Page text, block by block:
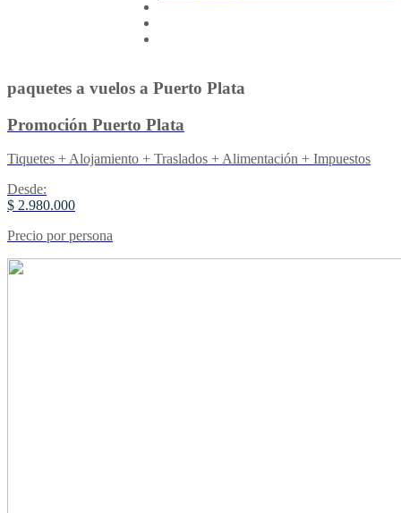
paquetes a vuelos a Puerto Plata
Promoción Puerto Plata
Tiquetes + Alojamiento + Traslados + Alimentación + Impuestos
Desde:
$ 2.980.000
Precio por persona